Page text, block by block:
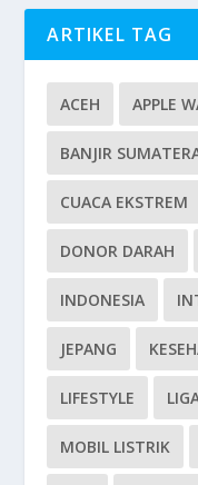
ARTIKEL TAG
ACEH APPLE
BANJIR
CUACA EKSTREM
DONOR DARAH
INDONESIA
JEPANG
LIFESTYLE
MOBIL LISTRIK